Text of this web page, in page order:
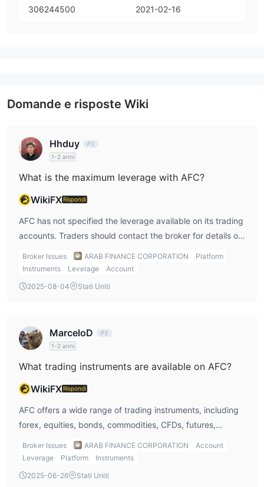
306244500 2021-02-16
Domande e risposte Wiki
Hhduy
1-2 anni
What is the maximum leverage with AFC?
WikiFX Rispondi
AFC has not specified the leverage available on its trading
accounts. Traders should contact the broker for details on
leverage options.
Broker Issues ARAB FINANCE CORPORATION
Platform
Instruments
Leverage
Account
2025-08-04
Stati Uniti
MarceloD
1-2 anni
What trading instruments are available on AFC?
WikiFX Rispondi
AFC offers a wide range of trading instruments, including
forex, equities, bonds, commodities, CFDs, futures,
options, ETFs, and mutual funds. However,
cryptocurrencies and indices are not available.
Broker Issues ARAB FINANCE CORPORATION
Account
Leverage
Platform
Instruments
2025-06-26
Stati Uniti